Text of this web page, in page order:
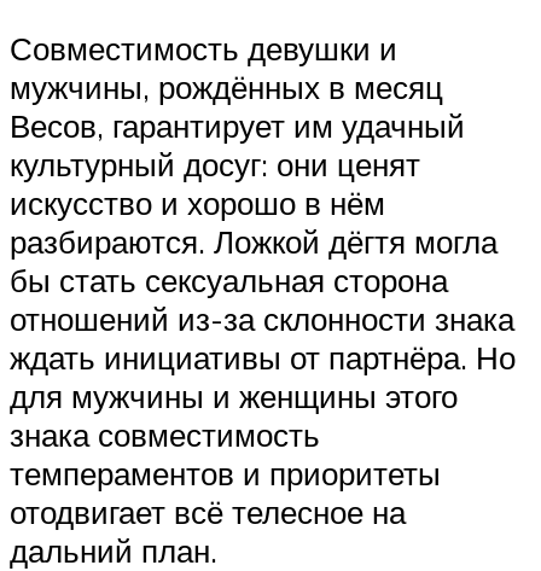
Совместимость девушки и
мужчины, рождённых в месяц
Весов, гарантирует им удачный
культурный досуг: они ценят
искусство и хорошо в нём
разбираются. Ложкой дёгтя могла
бы стать сексуальная сторона
отношений из-за склонности знака
ждать инициативы от партнёра. Но
для мужчины и женщины этого
знака совместимость
темпераментов и приоритеты
отодвигает всё телесное на
дальний план.